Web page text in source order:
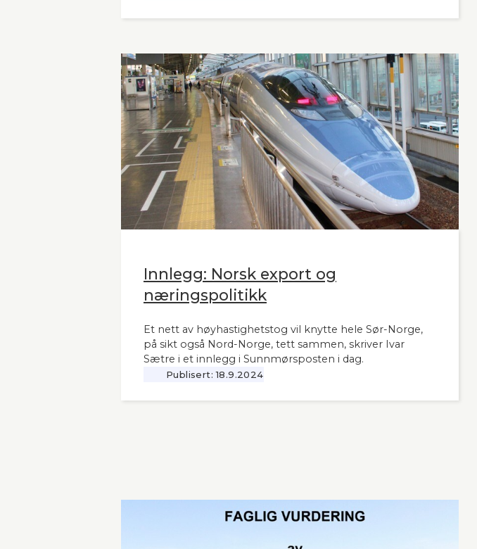
andre aktuelle høyhastighetsbaner i Norge og til våre
Innlegg: Norsk export og
næringspolitikk
Et nett av høyhastighetstog vil knytte hele Sør-Norge,
på sikt også Nord-Norge, tett sammen, skriver Ivar
Sætre i et innlegg i Sunnmørsposten i dag.
Publisert: 18.9.2024